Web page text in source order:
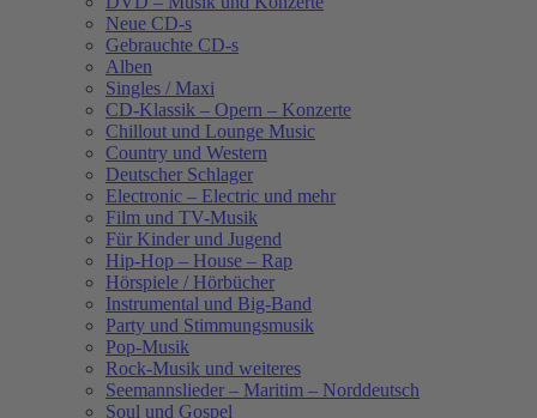
Neue CD-s
Gebrauchte CD-s
Alben
Singles / Maxi
CD-Klassik – Opern – Konzerte
Chillout und Lounge Music
Country und Western
Deutscher Schlager
Electronic – Electric und mehr
Film und TV-Musik
Für Kinder und Jugend
Hip-Hop – House – Rap
Hörspiele / Hörbücher
Instrumental und Big-Band
Party und Stimmungsmusik
Pop-Musik
Rock-Musik und weiteres
Seemannslieder – Maritim – Norddeutsch
Soul und Gospel